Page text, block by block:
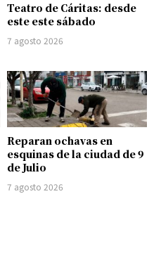
Teatro de Cáritas: desde
este este sábado
7 agosto 2026
Reparan ochavas en
esquinas de la ciudad de 9
de Julio
7 agosto 2026